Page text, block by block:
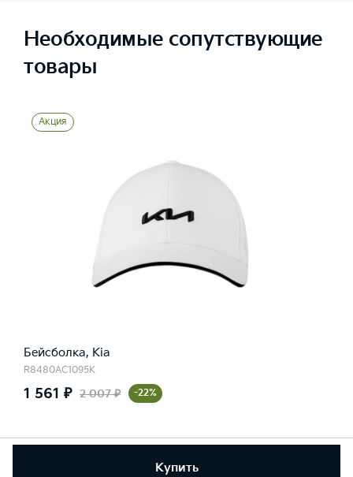
Купить
Необходимые сопутствующие
товары
Акция
Бейсболка, Kia
R8480AC1095K
1 561 ₽ 2 007 ₽ -22%